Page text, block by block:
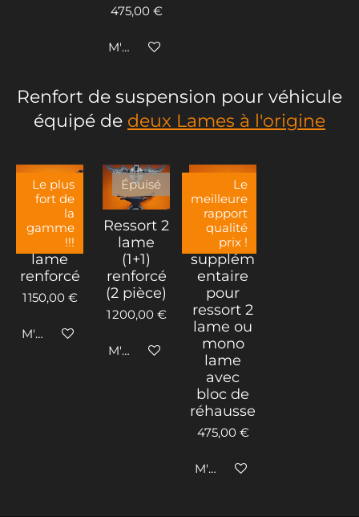
475,00 €
M'avertir si disponible
Renfort de suspension pour véhicule
équipé de deux Lames à l'origine
Le plus
fort de
la
gamme
!!!
Ressort
double
lame
renforcé
1 150,00 €
M'avertir si disponible
Épuisé
Ressort 2
lame
(1+1)
renforcé
(2 pièce)
1 200,00 €
M'avertir si disponible
Le
meilleure
rapport
qualité
prix !
Kits de
lames
supplém
entaire
pour
ressort 2
lame ou
mono
lame
avec
bloc de
réhausse
475,00 €
M'avertir si disponible